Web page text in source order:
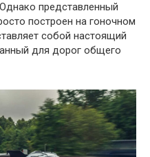
представленный
построен на гоночном
собой настоящий
для дорог общего